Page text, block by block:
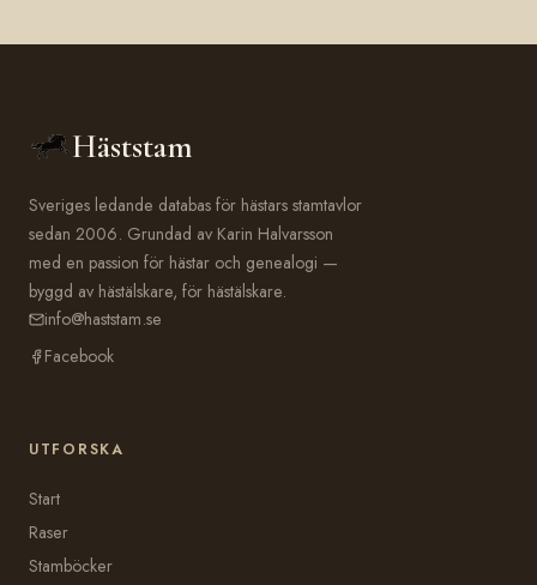
Häststam
Sveriges ledande databas för hästars stamtavlor
sedan 2006. Grundad av Karin Halvarsson
med en passion för hästar och genealogi —
byggd av hästälskare, för hästälskare.
info@haststam.se
Facebook
UTFORSKA
Start
Raser
Stamböcker